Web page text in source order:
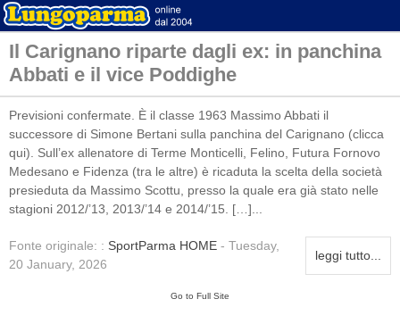
Il Carignano riparte dagli ex: in panchina
Abbati e il vice Poddighe
Previsioni confermate. È il classe 1963 Massimo Abbati il
successore di Simone Bertani sulla panchina del Carignano (clicca
qui). Sull’ex allenatore di Terme Monticelli, Felino, Futura Fornovo
Medesano e Fidenza (tra le altre) è ricaduta la scelta della società
presieduta da Massimo Scottu, presso la quale era già stato nelle
stagioni 2012/’13, 2013/’14 e 2014/’15. […]...
leggi tutto...
Fonte originale: : SportParma HOME - Tuesday,
20 January, 2026
Go to Full Site